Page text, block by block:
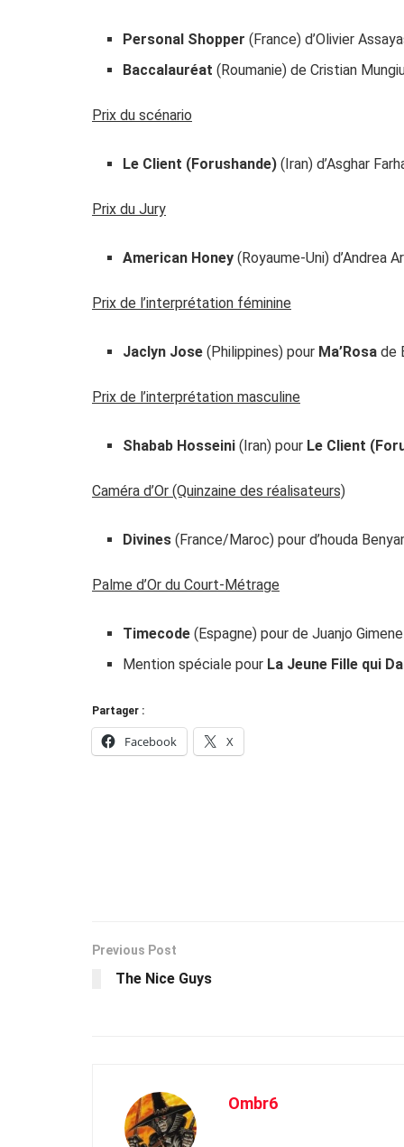
Personal Shopper(France) d’Olivier
Baccalauréat (Roumanie) de Cristian
Prix du scénario
Le Client (Forushande)(Iran) d’Asghar
Prix du Jury
American Honey(Royaume-Uni) d’Andrea
Prix de l’interprétation féminine
Jaclyn Jose(Philippines) pour Ma’Rosa de
Prix de l’interprétation masculine
Shabab Hosseini(Iran) pour Le Client
Caméra d’Or (Quinzaine des réalisateurs)
Divines(France/Maroc) pour d’houda
Palme d’Or du Court-Métrage
Timecode(Espagne) pour de Juanjo
Mention spéciale pour La Jeune Fille qui
Partager :
Facebook X
Previous Post
The Nice Guys
Ombr6